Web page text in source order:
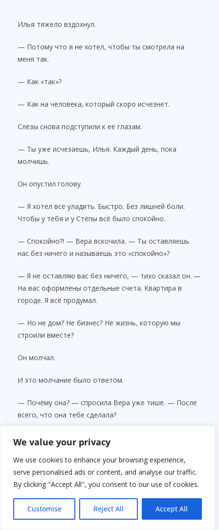
We value your privacy
We use cookies to enhance your browsing experience,
serve personalised ads or content, and analyse our traffic.
By clicking "Accept All", you consent to our use of cookies.
Customise Reject All Accept All
Илья тяжело вздохнул.
— Потому что я не хотел, чтобы ты смотрела на
меня так.
— Как «так»?
— Как на человека, который скоро исчезнет.
Слёзы снова подступили к её глазам.
— Ты уже исчезаешь, Илья. Каждый день, пока
молчишь.
Он опустил голову.
— Я хотел всё уладить. Быстро. Без лишней боли.
Чтобы у тебя и у Стёпы всё было спокойно.
— Спокойно?! — Вера вскочила. — Ты оставляешь
нас без ничего и называешь это «спокойно»?
— Я не оставляю вас без ничего, — тихо сказал он. —
На вас оформлены отдельные счета. Квартира в
городе. Я всё продумал.
— Но не дом? Не бизнес? Не жизнь, которую мы
строили вместе?
Он молчал.
И это молчание было ответом.
— Почему она? — спросила Вера уже тише. — После
всего, что она тебе сделала?
Илья долго не отвечал. Потом сказал:
— Потому что я не хочу уходить с ненавистью.
Вера закрыла глаза.
И вдруг поняла — он уже простился. Со всем. С ней. С
жизнью.